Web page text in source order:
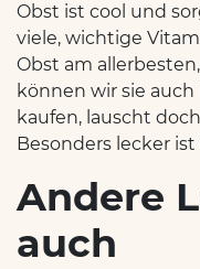
Obst ist cool und
viele, wichtige
Obst am
können wir sie
kaufen, lauscht
Besonders lecker ist
Andere
auch